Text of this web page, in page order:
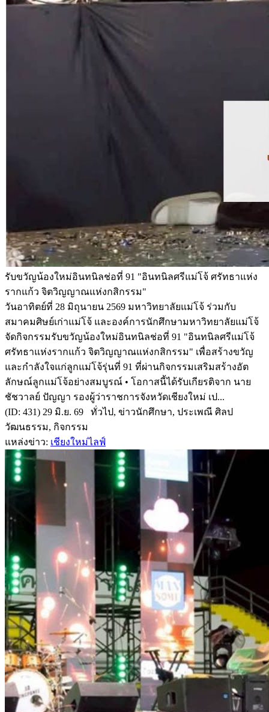
รับขวัญน้องใหม่อินทนิลช่อที่ 91 "อินทนิลศรีแม่โจ้ ศรัทธาแห่ง
รากแก้ว จิตวิญญาณแห่งกสิกรรม"
วันอาทิตย์ที่ 28 มิถุนายน 2569 มหาวิทยาลัยแม่โจ้ ร่วมกับ
สมาคมศิษย์เก่าแม่โจ้ และองค์การนักศึกษามหาวิทยาลัยแม่โจ้
จัดกิจกรรมรับขวัญน้องใหม่อินทนิลช่อที่ 91 "อินทนิลศรีแม่โจ้
ศรัทธาแห่งรากแก้ว จิตวิญญาณแห่งกสิกรรม" เพื่อสร้างขวัญ
และกำลังใจแก่ลูกแม่โจ้รุ่นที่ 91 ที่ผ่านกิจกรรมเสริมสร้างอัต
ลักษณ์ลูกแม่โจ้อย่างสมบูรณ์ • โอกาสนี้ได้รับเกียรติจาก นาย
ชัชวาลย์ ปัญญา รองผู้ว่าราชการจังหวัดเชียงใหม่ เป...
(ID: 431) 29 มิ.ย. 69 ทั่วไป, ข่าวนักศึกษา, ประเพณี ศิลป
วัฒนธรรม, กิจกรรม
แหล่งข่าว: เชียงใหม่ไลฟ์